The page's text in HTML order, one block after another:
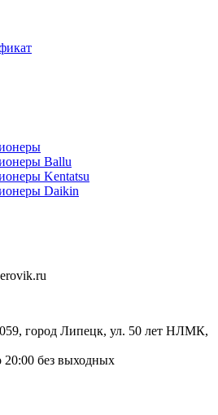
Ballu
Kentatsu
Daikin
город Липецк, ул. 50 лет НЛМК,
20:00 без выходных